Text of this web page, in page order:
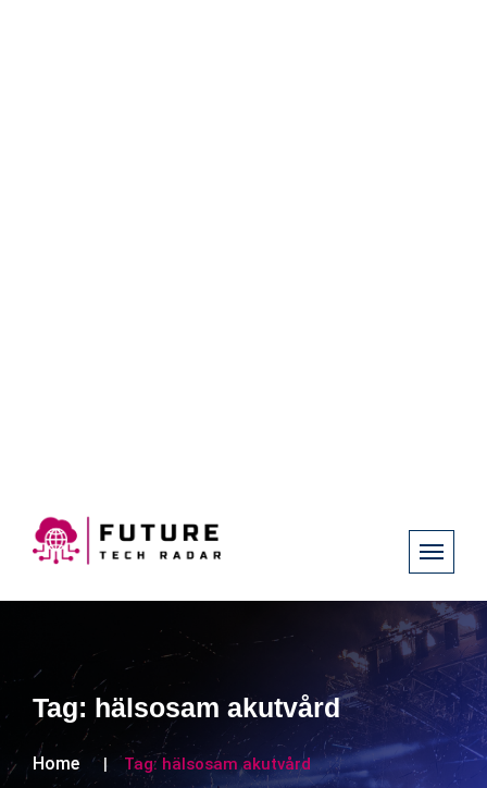
Tag: hälsosam akutvård
Home Tag: hälsosam akutvård